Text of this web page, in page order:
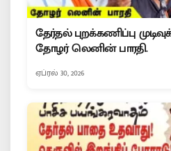
தேர்தல் புறக்கணிப்பு
தோழர் லெனின் பாரதி.
ஏப்ரல் 30, 2026